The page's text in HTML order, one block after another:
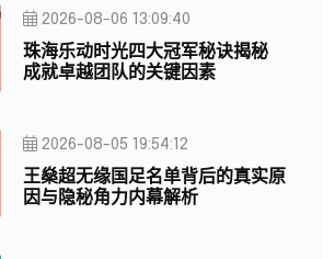
2026-08-06 13:09:40
珠海乐动时光四大冠军秘诀揭秘
成就卓越团队的关键因素
2026-08-05 19:54:12
王燊超无缘国足名单背后的真实原
因与隐秘角力内幕解析